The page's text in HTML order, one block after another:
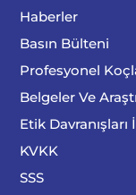
Haberler
Basın Bülteni
Profesyonel
Belgeler Ve
Etik
KVKK
SSS